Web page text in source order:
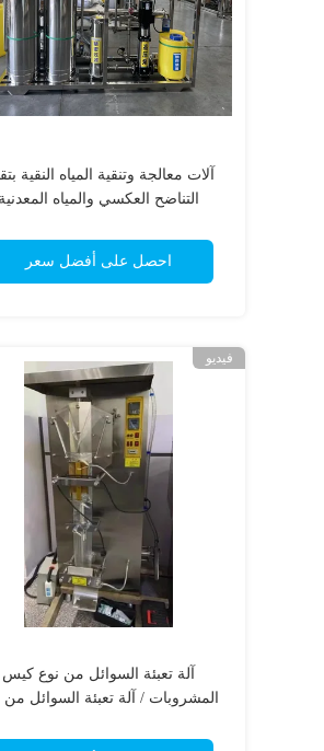
آلات معالجة وتنقية المياه النقية
التناضح العكسي والمياه المعدنية
احصل على أفضل سعر
فيديو
آلة تعبئة السوائل من نوع كيس
المشروبات / آلة تعبئة السوائل من